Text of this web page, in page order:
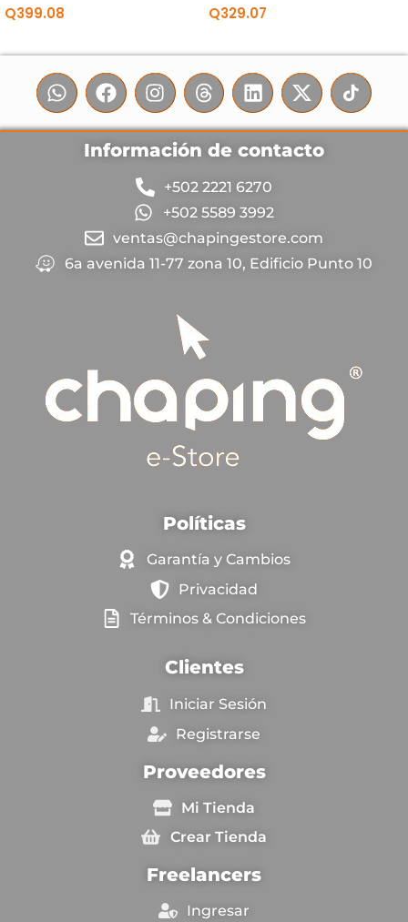
Q399.08
EUROHOME
Q329.07
Información de contacto
+502 2221 6270
+502 5589 3992
ventas@chapingestore.com
6a avenida 11-77 zona 10, Edificio Punto 10
Políticas
Garantía y Cambios
Privacidad
Términos & Condiciones
Clientes
Iniciar Sesión
Registrarse
Proveedores
Mi Tienda
Crear Tienda
Freelancers
Ingresar